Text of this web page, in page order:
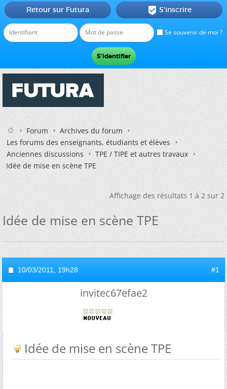
Se souvenir de moi ?
Retour sur Futura  S'inscrire
Forum
Archives du forum
Les forums des enseignants, étudiants et élèves
Anciennes discussions
TPE / TIPE et autres travaux
Idée de mise en scène TPE
Affichage des résultats 1 à 2 sur 2
Idée de mise en scène TPE
10/03/2011, 19h28 #1
invitec67efae2
Idée de mise en scène TPE